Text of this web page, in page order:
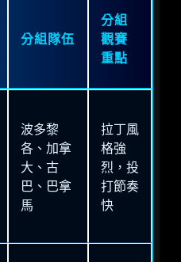
分組隊伍
分組
觀賽
重點
波多黎
各、加拿
大、古
巴、巴拿
馬
拉丁風
格強
烈，投
打節奏
快